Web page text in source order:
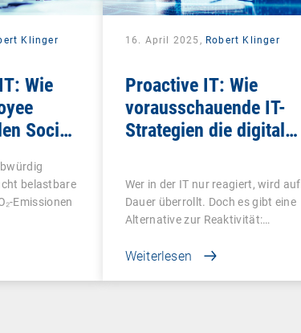
Klinger
Wie
Social-
belastbare
Emissionen
16. April 2025, Robert Klinger
Proactive IT: Wie
vorausschauende IT-
Strategien die digitale
revolutionieren
Wer in der IT nur reagiert, wird auf
Dauer überrollt. Doch es gibt eine
Alternative zur Reaktivität:…
Weiterlesen